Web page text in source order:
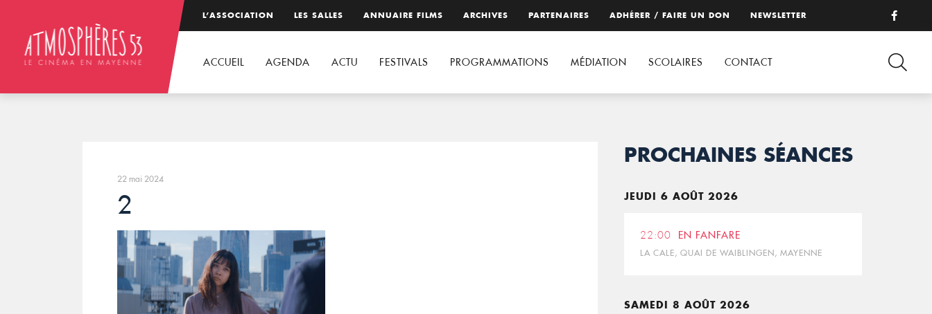
L’ASSOCIATION LES SALLES ANNUAIRE FILMS ARCHIVES PARTENAIRES ADHÉRER / FAIRE UN DON NEWSLETTER
ACCUEIL AGENDA ACTU FESTIVALS PROGRAMMATIONS MÉDIATION SCOLAIRES CONTACT
22 mai 2024
2
PROCHAINES SÉANCES
JEUDI 6 AOÛT 2026
22:00 EN FANFARE
LA CALE, QUAI DE WAIBLINGEN, MAYENNE
SAMEDI 8 AOÛT 2026